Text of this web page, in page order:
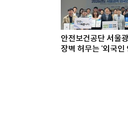
안전보건공단 서울
장벽 허무는 ‘외국인